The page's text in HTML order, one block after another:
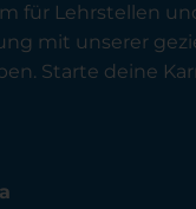
für Lehrstellen
mit unserer
Starte deine